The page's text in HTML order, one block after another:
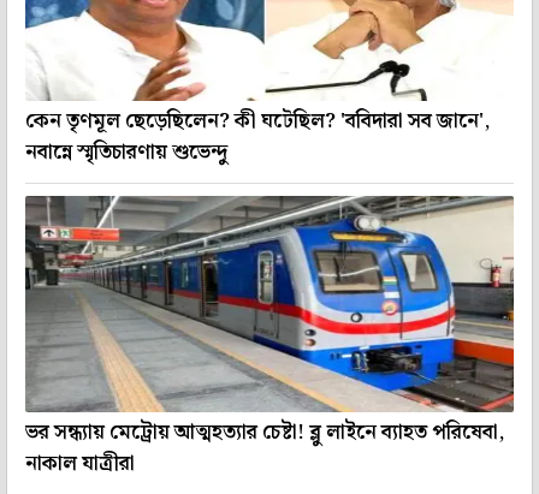
কেন তৃণমূল ছেড়েছিলেন? কী ঘটেছিল? 'ববিদারা সব জানে',
নবান্নে স্মৃতিচারণায় শুভেন্দু
ভর সন্ধ্যায় মেট্রোয় আত্মহত্যার চেষ্টা! ব্লু লাইনে ব্যাহত পরিষেবা,
নাকাল যাত্রীরা